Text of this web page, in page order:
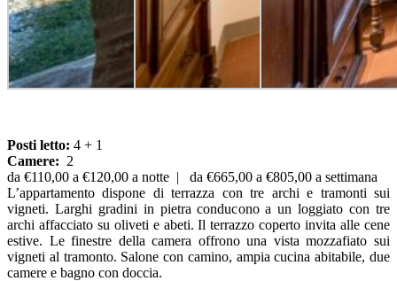
Posti letto: 4 + 1
Camere: 2
da €110,00 a €120,00 a notte | da €665,00 a €805,00 a settimana
L’appartamento dispone di terrazza con tre archi e tramonti sui
vigneti. Larghi gradini in pietra conducono a un loggiato con tre
archi affacciato su oliveti e abeti. Il terrazzo coperto invita alle cene
estive. Le finestre della camera offrono una vista mozzafiato sui
vigneti al tramonto. Salone con camino, ampia cucina abitabile, due
camere e bagno con doccia.